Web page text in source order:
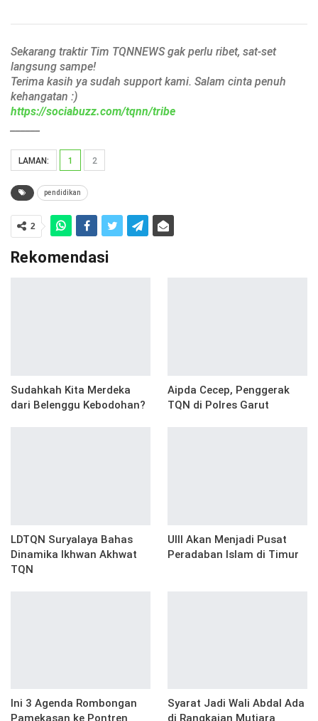
Sekarang traktir Tim TQNNEWS gak perlu ribet, sat-set
langsung sampe!
Terima kasih ya sudah support kami. Salam cinta penuh
kehangatan :)
https://sociabuzz.com/tqnn/tribe
LAMAN: 1 2
pendidikan
2
Rekomendasi
Sudahkah Kita Merdeka
dari Belenggu Kebodohan?
Aipda Cecep, Penggerak
TQN di Polres Garut
LDTQN Suryalaya Bahas
Dinamika Ikhwan Akhwat
TQN
UIII Akan Menjadi Pusat
Peradaban Islam di Timur
Ini 3 Agenda Rombongan
Syarat Jadi Wali Abdal Ada